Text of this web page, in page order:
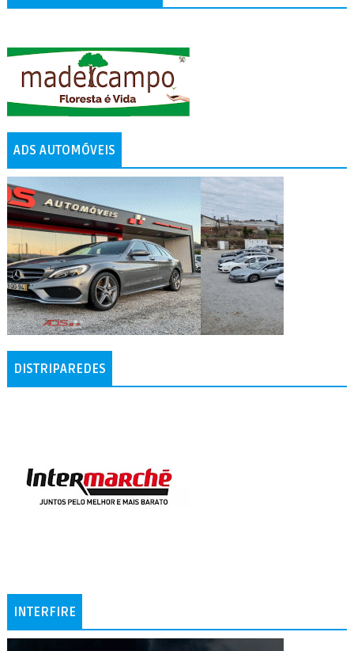
ADS AUTOMÓVEIS
DISTRIPAREDES
INTERFIRE